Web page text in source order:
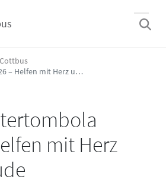
2026 &#8211; Helfen
Cottbus
Lions Ostertombola 2026 – Helfen mit Herz und Freude
mit Herz